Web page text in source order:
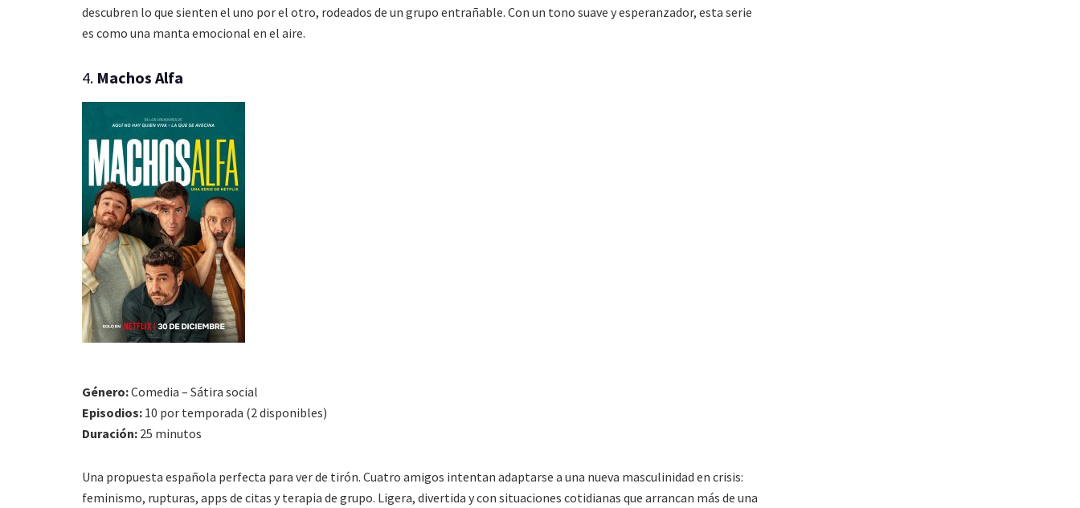
descubren lo que sienten el uno por el otro, rodeados de un grupo entrañable. Con un tono suave y esperanzador, esta serie
es como una manta emocional en el aire.
4. Machos Alfa
Género:Comedia – Sátira social
Episodios: 10 por temporada (2 disponibles)
Duración: 25 minutos
Una propuesta española perfecta para ver de tirón. Cuatro amigos intentan adaptarse a una nueva masculinidad en crisis:
feminismo, rupturas, apps de citas y terapia de grupo. Ligera, divertida y con situaciones cotidianas que arrancan más de una